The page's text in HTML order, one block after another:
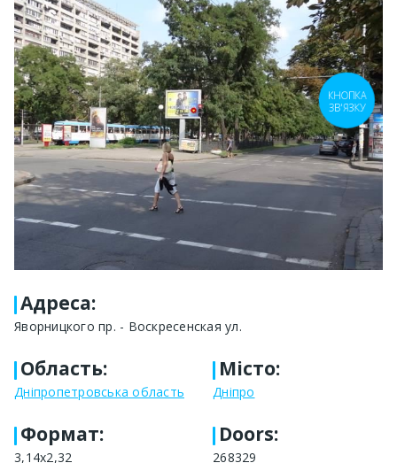
Адреса:
Яворницкого пр. - Воскресенская ул.
Область:
Дніпропетровська область
Місто:
Дніпро
Формат:
3,14х2,32
Doors:
268329
КНОПКА
ЗВ'ЯЗКУ